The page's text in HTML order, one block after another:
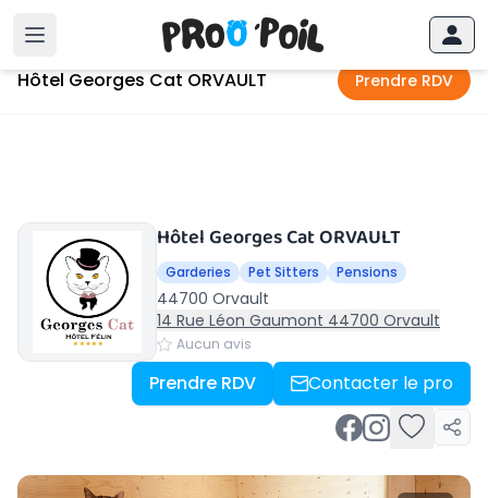
Accueil
Hôtel Georges Cat ORVAULT Prendre RDV
Hôtel Georges Cat ORVAULT
Garderies Pet Sitters Pensions
44700 Orvault
14 Rue Léon Gaumont 44700 Orvault
Aucun avis
Prendre RDV Contacter le pro